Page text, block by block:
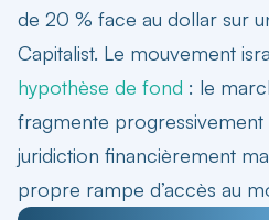
de 20 % face au dollar sur
Capitalist. Le mouvement
hypothèse de fond : le
fragmente progressivement
juridiction financièrement
propre rampe d’accès au